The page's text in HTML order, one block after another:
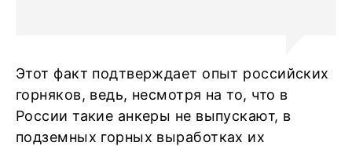
Этот факт подтверждает опыт российских
горняков, ведь, несмотря на то, что в
России такие анкеры не выпускают, в
подземных горных выработках их